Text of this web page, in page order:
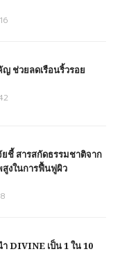
ช่วยลดเรือนริ้วรอย
ชี้ สารสกัดธรรมชาติจาก
งในการฟื้นฟูผิว
DIVINE เป็น 1 ใน 10